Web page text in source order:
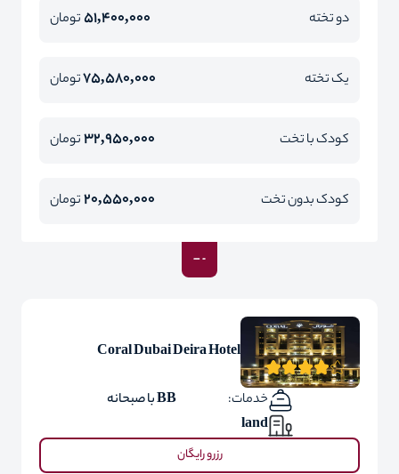
دو تخته 51,400,000تومان
یک تخته 75,580,000تومان
کودک با تخت 32,950,000تومان
کودک بدون تخت 20,550,000تومان
Coral Dubai Deira Hotel
خدمات:
BB با صبحانه
land
رزرو رایگان